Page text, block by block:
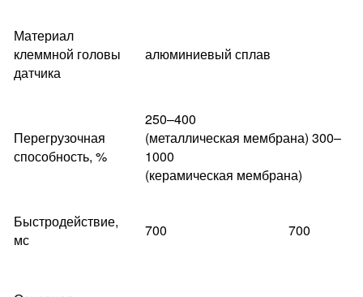
Материал
клеммной головы
датчика
алюминиевый сплав
Перегрузочная
способность, %
250–400
(металлическая мембрана) 300–
1000
(керамическая мембрана)
Быстродействие,
мс
700 700